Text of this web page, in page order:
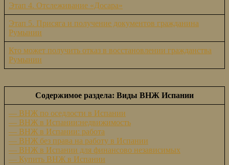
Этап 4. Отслеживание «Досара»
Этап 5. Присяга и получение документов гражданина
Румынии
Кто может получить отказ в восстановлении гражданства
Румынии
Содержимое раздела: Виды ВНЖ Испании
— ВНЖ по оседлости в Испании
— ВНЖ в Испании:недвижимость
— ВНЖ в Испании: работа
— ВНЖ без права на работу в Испании
— ВНЖ в Испании для финансово независимых
— Купить ВНЖ в Испании